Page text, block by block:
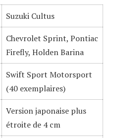
Suzuki Cultus
Chevrolet Sprint, Pontiac
Firefly, Holden Barina
Swift Sport Motorsport
(40 exemplaires)
Version japonaise plus
étroite de 4 cm